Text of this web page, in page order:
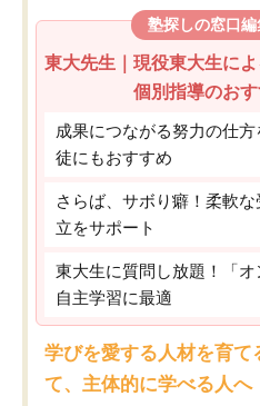
塾探しの窓口
東大先生｜現役東大生に
個別指導のお
成果につながる努力の仕
徒にもおすすめ
さらば、サボり癖！柔軟
立をサポート
東大生に質問し放題！「
自主学習に最適
学びを愛する人材を育
て、主体的に学べる人へ